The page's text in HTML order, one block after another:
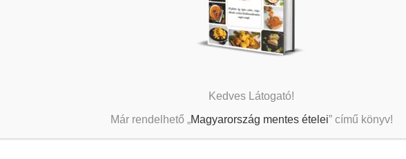
Kedves Látogató!
Már rendelhető „Magyarország mentes ételei” című könyv!